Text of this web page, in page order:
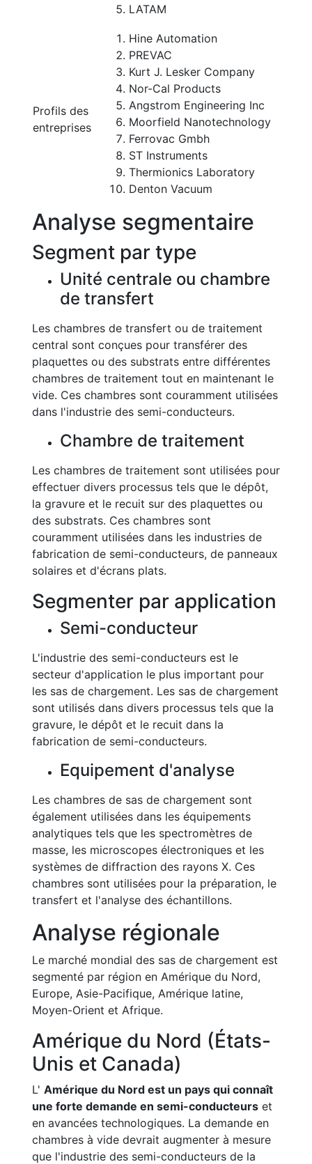
LATAM
Profils des
entreprises
Hine Automation
PREVAC
Kurt J. Lesker Company
Nor-Cal Products
Angstrom Engineering Inc
Moorfield Nanotechnology
Ferrovac Gmbh
ST Instruments
Thermionics Laboratory
Denton Vacuum
Analyse segmentaire
Segment par type
Unité centrale ou chambre
de transfert
Les chambres de transfert ou de traitement
central sont conçues pour transférer des
plaquettes ou des substrats entre différentes
chambres de traitement tout en maintenant le
vide. Ces chambres sont couramment utilisées
dans l'industrie des semi-conducteurs.
Chambre de traitement
Les chambres de traitement sont utilisées pour
effectuer divers processus tels que le dépôt,
la gravure et le recuit sur des plaquettes ou
des substrats. Ces chambres sont
couramment utilisées dans les industries de
fabrication de semi-conducteurs, de panneaux
solaires et d'écrans plats.
Segmenter par application
Semi-conducteur
L'industrie des semi-conducteurs est le
secteur d'application le plus important pour
les sas de chargement. Les sas de chargement
sont utilisés dans divers processus tels que la
gravure, le dépôt et le recuit dans la
fabrication de semi-conducteurs.
Equipement d'analyse
Les chambres de sas de chargement sont
également utilisées dans les équipements
analytiques tels que les spectromètres de
masse, les microscopes électroniques et les
systèmes de diffraction des rayons X. Ces
chambres sont utilisées pour la préparation, le
transfert et l'analyse des échantillons.
Analyse régionale
Le marché mondial des sas de chargement est
segmenté par région en Amérique du Nord,
Europe, Asie-Pacifique, Amérique latine,
Moyen-Orient et Afrique.
Amérique du Nord (États-
Unis et Canada)
L' Amérique du Nord est un pays qui connaît
une forte demande en semi-conducteurs et
en avancées technologiques. La demande en
chambres à vide devrait augmenter à mesure
que l'industrie des semi-conducteurs de la